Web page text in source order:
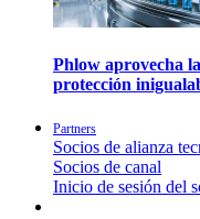
Phlow aprovecha
protección
Partners
Socios de alianza
Socios de canal
Inicio de sesión del